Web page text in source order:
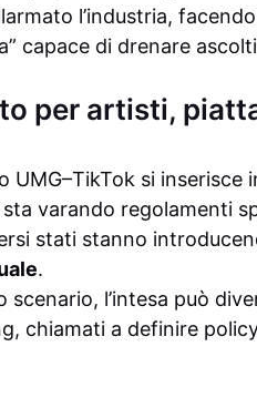
l’industria,
capace di drenare
per artisti,
UMG–TikTok si
sta varando regolamenti
stati stanno
.
scenario, l’intesa può
chiamati a definire